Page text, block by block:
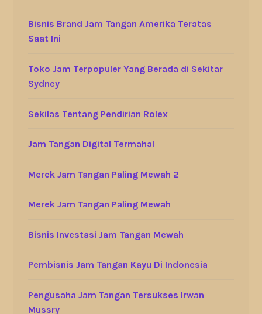
Bisnis Brand Jam Tangan Amerika Teratas
Saat Ini
Toko Jam Terpopuler Yang Berada di Sekitar
Sydney
Sekilas Tentang Pendirian Rolex
Jam Tangan Digital Termahal
Merek Jam Tangan Paling Mewah 2
Merek Jam Tangan Paling Mewah
Bisnis Investasi Jam Tangan Mewah
Pembisnis Jam Tangan Kayu Di Indonesia
Pengusaha Jam Tangan Tersukses Irwan
Mussry